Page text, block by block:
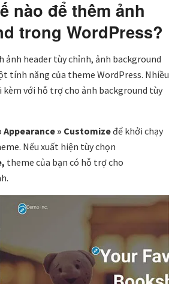
nào để thêm ảnh
trong WordPress?
ảnh header tùy chỉnh, ảnh background
tính năng của theme WordPress. Nhiều
kèm với hỗ trợ cho ảnh background tùy
Appearance » Customizeđể khởi chạy
Nếu xuất hiện tùy chọn
theme của bạn có hỗ trợ cho